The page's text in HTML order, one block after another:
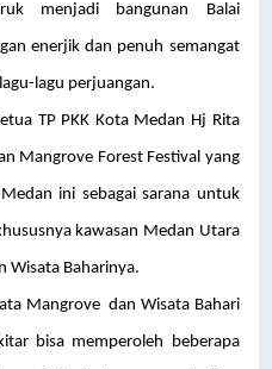
menjadi bangunan Balai
enerjik dan penuh semangat
lagu perjuangan.
TP PKK Kota Medan Hj Rita
Mangrove Forest Festival yang
ini sebagai sarana untuk
kawasan Medan Utara
Wisata Baharinya.
Mangrove dan Wisata Bahari
bisa memperoleh beberapa